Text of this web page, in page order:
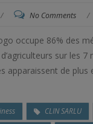
/ No Comments /
occupe 86% des
sur les
apparaissent de
CLIN SARLU